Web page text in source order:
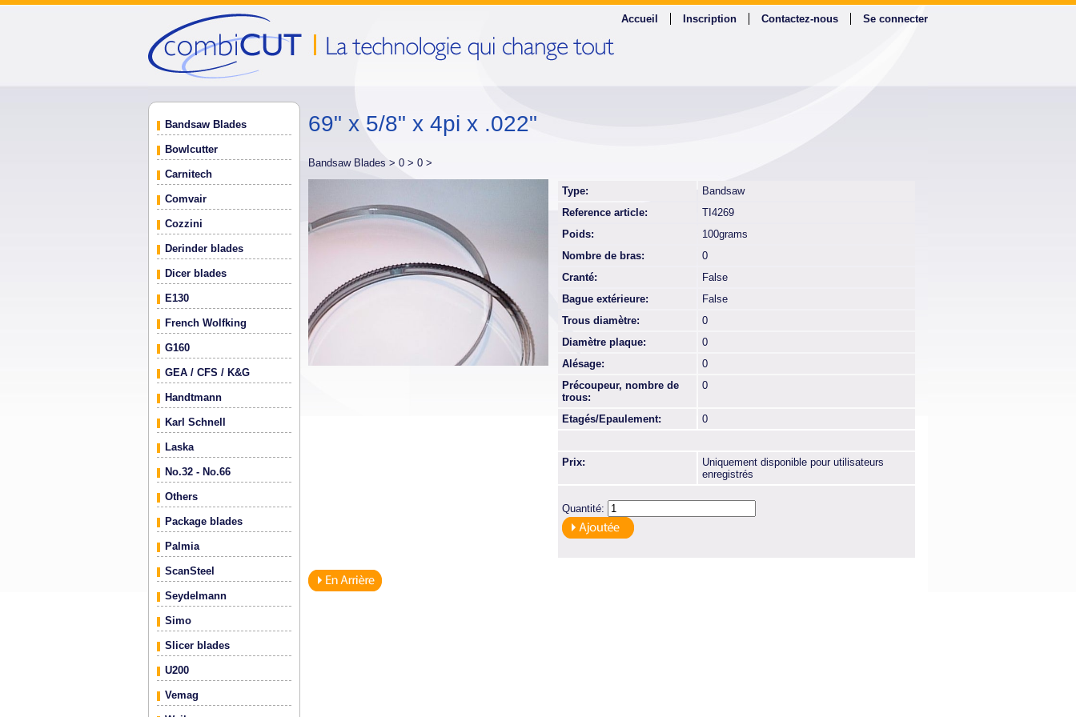
Se connecter
Contactez-nous
Inscription
Accueil
Bandsaw Blades
Bowlcutter
Carnitech
Comvair
Cozzini
Derinder blades
Dicer blades
E130
French Wolfking
G160
GEA / CFS / K&G
Handtmann
Karl Schnell
Laska
No.32 - No.66
Others
Package blades
Palmia
ScanSteel
Seydelmann
Simo
Slicer blades
U200
Vemag
69" x 5/8" x 4pi x .022"
Bandsaw Blades > 0 > 0 >
Type:
Bandsaw
Reference article:
TI4269
Poids:
100grams
Nombre de bras:
0
Cranté:
False
Bague extérieure:
False
Trous diamètre:
0
Diamètre plaque:
0
Alésage:
0
Précoupeur, nombre de
trous:
0
Etagés/Epaulement: 0
Prix:
Uniquement disponible pour utilisateurs
enregistrés
Quantité: